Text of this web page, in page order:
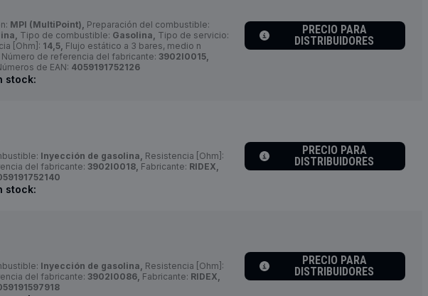
MPI (MultiPoint), Preparación del combustible:
Tipo de combustible: Gasolina, Tipo de servicio:
[Ohm]: 14,5, Flujo estático a 3 bares, medio n
Número de referencia del fabricante: 3902I0015,
de EAN: 4059191752126
stock:
PRECIO PARA
DISTRIBUIDORES
Inyección de gasolina, Resistencia [Ohm]:
del fabricante: 3902I0018, Fabricante: RIDEX,
stock:
PRECIO PARA
DISTRIBUIDORES
Inyección de gasolina, Resistencia [Ohm]:
del fabricante: 3902I0086, Fabricante: RIDEX,
PRECIO PARA
DISTRIBUIDORES